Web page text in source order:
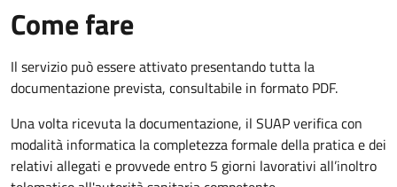
Come fare
Il servizio può essere attivato presentando tutta la
documentazione prevista, consultabile in formato PDF.
Una volta ricevuta la documentazione, il SUAP verifica con
modalità informatica la completezza formale della pratica e dei
relativi allegati e provvede entro 5 giorni lavorativi all’inoltro